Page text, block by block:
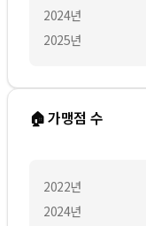
2024년
2025년
🏠 가맹점 수
2022년
2024년